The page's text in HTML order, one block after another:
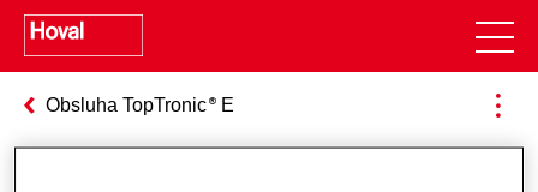
Obsluha TopTronic E